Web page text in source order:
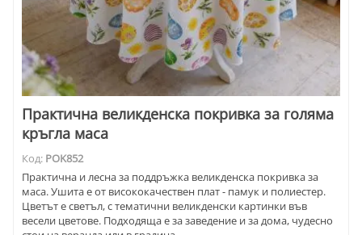
Практична великденска покривка за голяма
кръгла маса
Код: POK852
Практична и лесна за поддръжка великденска покривка за
маса. Ушита е от висококачествен плат - памук и полиестер.
Цветът е светъл, с тематични великденски картинки във
весели цветове. Подходяща е за заведение и за дома, чудесно